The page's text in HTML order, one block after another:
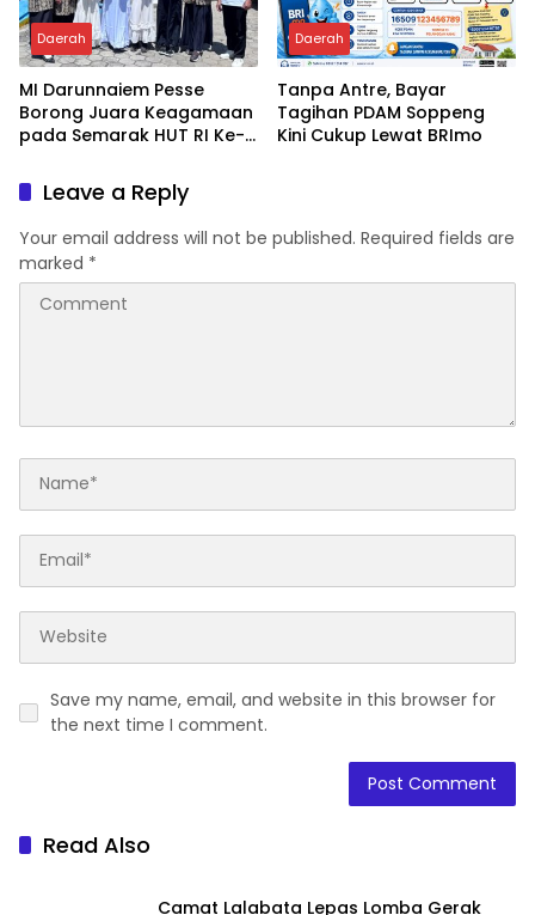
Daerah
MI Darunnaiem Pesse
Borong Juara Keagamaan
pada Semarak HUT RI Ke-
Daerah
Tanpa Antre, Bayar
Tagihan PDAM Soppeng
Kini Cukup Lewat BRImo
Leave a Reply
Your email address will not be published. Required fields are
marked *
Save my name, email, and website in this browser for
the next time I comment.
Read Also
Camat Lalabata Lepas Lomba Gerak